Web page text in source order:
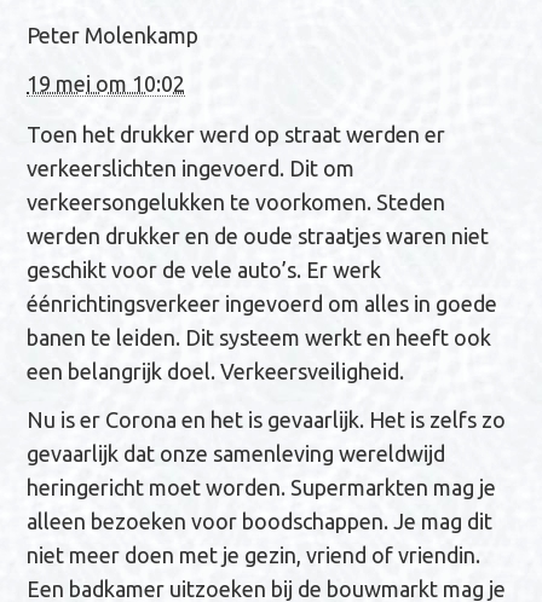
Peter Molenkamp
19 mei om 10:02
Toen het drukker werd op straat werden er
verkeerslichten ingevoerd. Dit om
verkeersongelukken te voorkomen. Steden
werden drukker en de oude straatjes waren niet
geschikt voor de vele auto’s. Er werk
éénrichtingsverkeer ingevoerd om alles in goede
banen te leiden. Dit systeem werkt en heeft ook
een belangrijk doel. Verkeersveiligheid.
Nu is er Corona en het is gevaarlijk. Het is zelfs zo
gevaarlijk dat onze samenleving wereldwijd
heringericht moet worden. Supermarkten mag je
alleen bezoeken voor boodschappen. Je mag dit
niet meer doen met je gezin, vriend of vriendin.
Een badkamer uitzoeken bij de bouwmarkt mag je